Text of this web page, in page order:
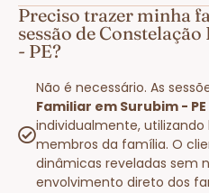
Preciso trazer minha
sessão de
- PE?
Não é necessário. As
Familiar em Surubim -
individualmente,
membros da família. O
dinâmicas reveladas sem
envolvimento direto dos